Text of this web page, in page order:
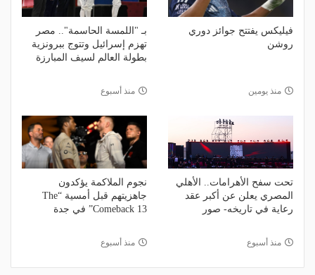
فيليكس يفتتح جوائز دوري
روشن
منذ يومين
بـ "اللمسة الحاسمة".. مصر
تهزم إسرائيل وتتوج ببرونزية
بطولة العالم لسيف المبارزة
منذ أسبوع
تحت سفح الأهرامات.. الأهلي
المصري يعلن عن أكبر عقد
رعاية في تاريخه- صور
منذ أسبوع
نجوم الملاكمة يؤكدون
جاهزيتهم قبل أمسية “The
Comeback 13” في جدة
منذ أسبوع